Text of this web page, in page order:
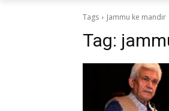
Tags Jammu ke mandir
Tag: